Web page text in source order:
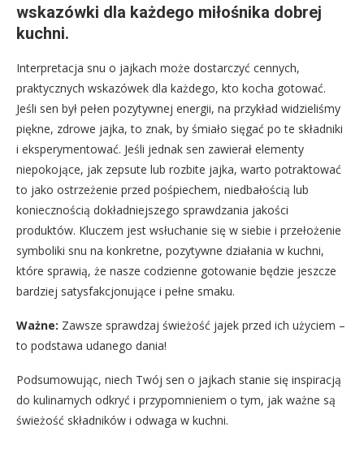
wskazówki dla każdego miłośnika dobrej
kuchni.
Interpretacja snu o jajkach może dostarczyć cennych,
praktycznych wskazówek dla każdego, kto kocha gotować.
Jeśli sen był pełen pozytywnej energii, na przykład widzieliśmy
piękne, zdrowe jajka, to znak, by śmiało sięgać po te składniki
i eksperymentować. Jeśli jednak sen zawierał elementy
niepokojące, jak zepsute lub rozbite jajka, warto potraktować
to jako ostrzeżenie przed pośpiechem, niedbałością lub
koniecznością dokładniejszego sprawdzania jakości
produktów. Kluczem jest wsłuchanie się w siebie i przełożenie
symboliki snu na konkretne, pozytywne działania w kuchni,
które sprawią, że nasze codzienne gotowanie będzie jeszcze
bardziej satysfakcjonujące i pełne smaku.
Ważne: Zawsze sprawdzaj świeżość jajek przed ich użyciem –
to podstawa udanego dania!
Podsumowując, niech Twój sen o jajkach stanie się inspiracją
do kulinarnych odkryć i przypomnieniem o tym, jak ważne są
świeżość składników i odwaga w kuchni.